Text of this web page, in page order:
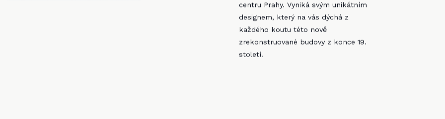
centru Prahy. Vyniká svým unikátním
designem, který na vás dýchá z
každého koutu této nově
zrekonstruované budovy z konce 19.
století.